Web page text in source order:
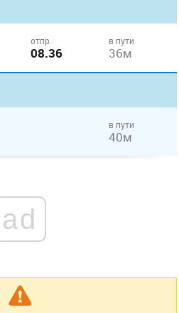
отпр.
08.36
в пути
36м
в пути
40м
ad